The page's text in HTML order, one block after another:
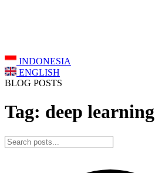
INDONESIA
ENGLISH
BLOG POSTS
Tag: deep learning